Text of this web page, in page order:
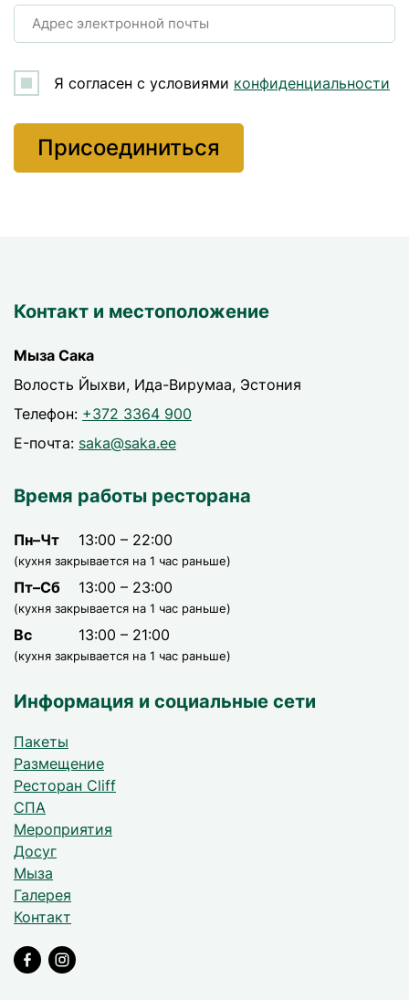
Адрес электронной почты
Я согласен с условиями конфиденциальности
Контакт и местоположение
Мыза Сака
Волость Йыхви, Ида-Вирумаа, Эстония
Телефон: +372 3364 900
E-почта: saka@saka.ee
Время работы ресторана
Пн–Чт 13:00 – 22:00
(кухня закрывается на 1 час раньше)
Пт–Сб 13:00 – 23:00
(кухня закрывается на 1 час раньше)
Вс 13:00 – 21:00
(кухня закрывается на 1 час раньше)
Информация и социальные сети
Пакеты
Размещение
Ресторан Cliff
СПА
Мероприятия
Досуг
Мыза
Галерея
Контакт